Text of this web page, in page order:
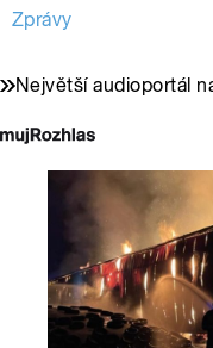
Zprávy
Největší audioportál